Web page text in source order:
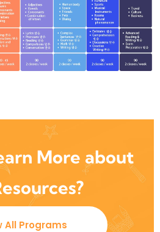
More about
All Programs